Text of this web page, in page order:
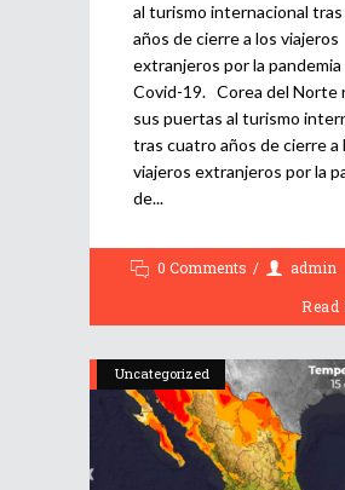
al turismo internacional
años de cierre a los viajeros
extranjeros por la pandemia
Covid-19. Corea del Norte
sus puertas al turismo
tras cuatro años de cierre a
viajeros extranjeros por la
de
0 Comments
admin
Read
Uncategorized